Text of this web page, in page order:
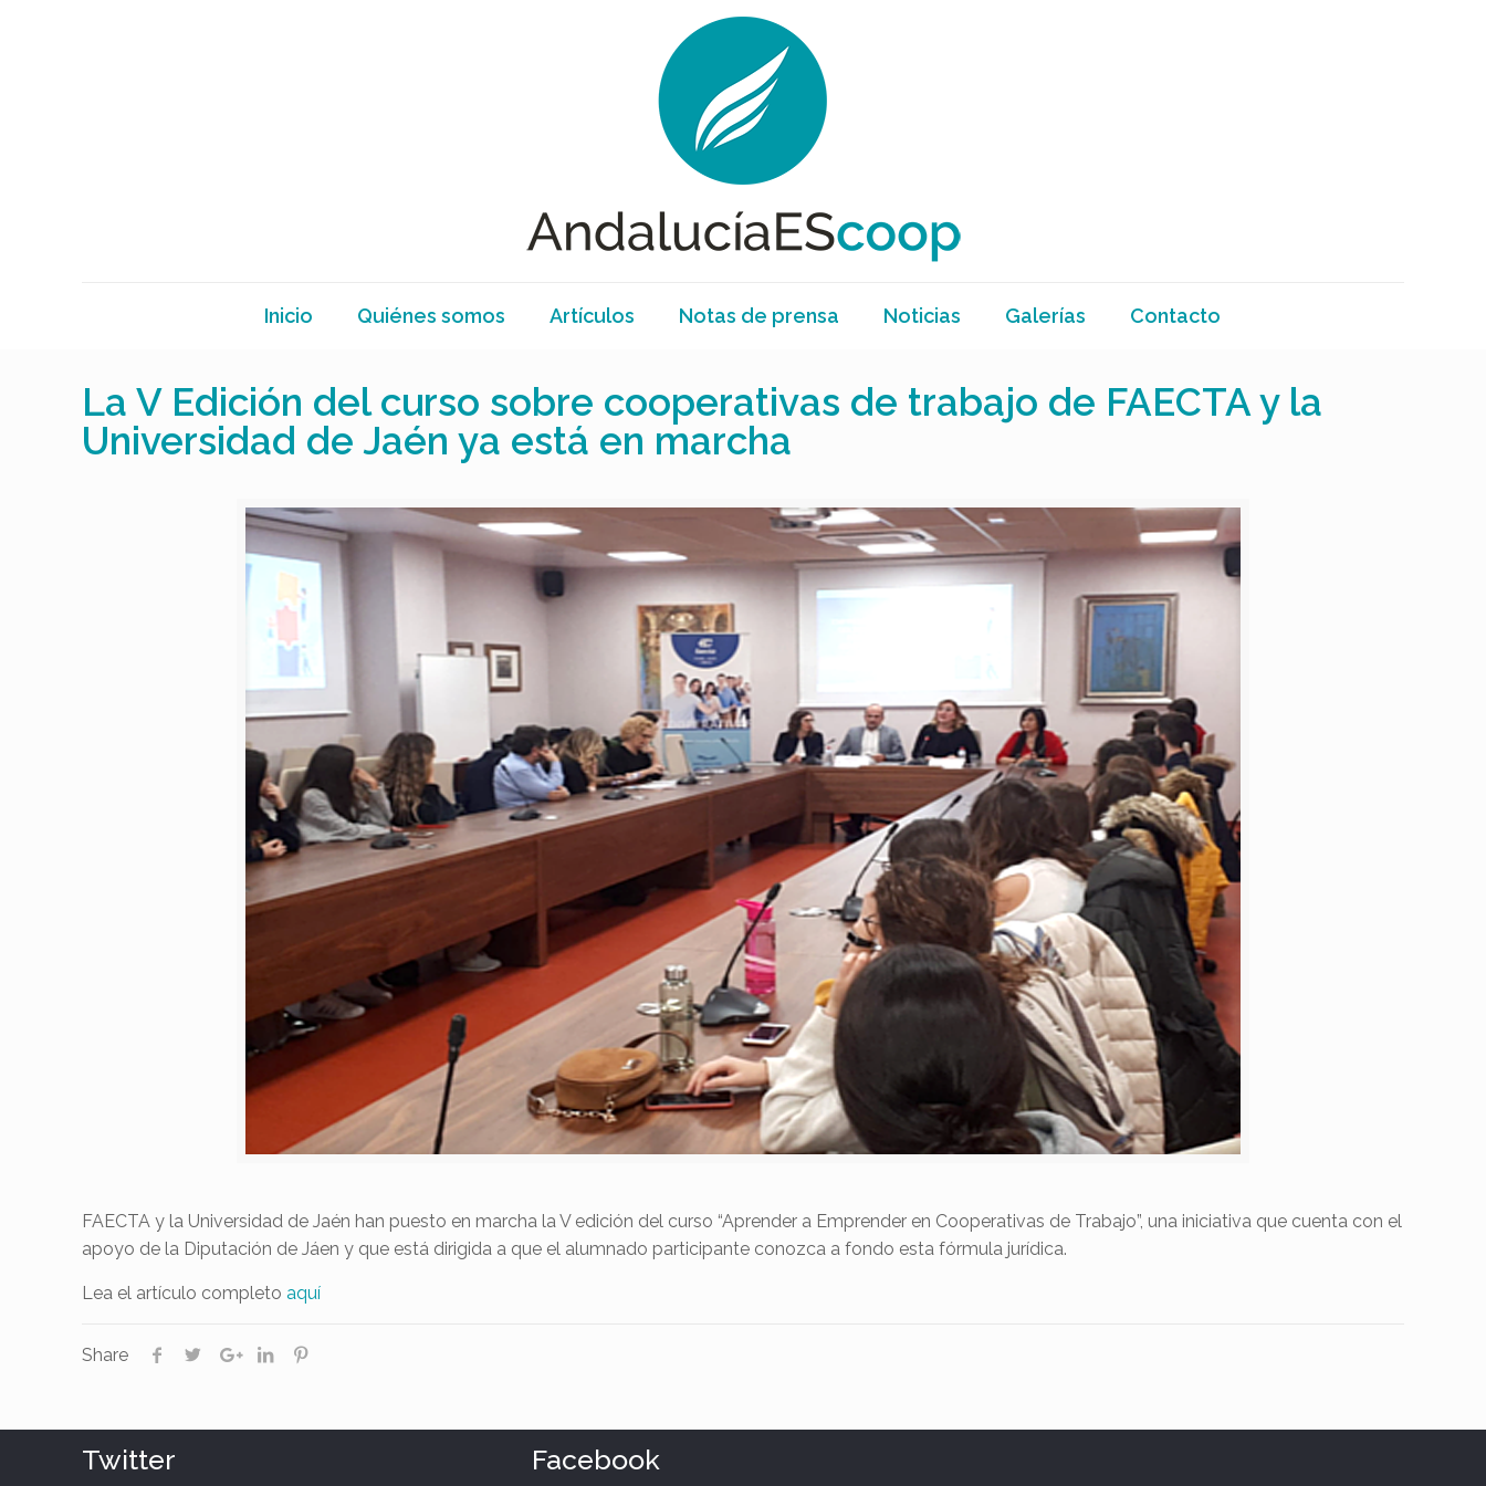
Inicio Quiénes somos Artículos Notas de prensa Noticias Galerías Contacto
La V Edición del curso sobre cooperativas de trabajo de FAECTA y la
Universidad de Jaén ya está en marcha
FAECTA y la Universidad de Jaén han puesto en marcha la V edición del curso “Aprender a Emprender en Cooperativas de Trabajo”, una iniciativa que cuenta con el
apoyo de la Diputación de Jáen y que está dirigida a que el alumnado participante conozca a fondo esta fórmula jurídica.
Lea el artículo completoaquí
Share
Twitter Facebook